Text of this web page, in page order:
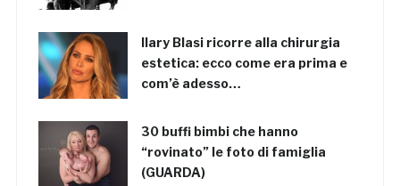
Ilary Blasi ricorre alla chirurgia
estetica: ecco come era prima e
com’è adesso…
30 buffi bimbi che hanno
“rovinato” le foto di famiglia
(GUARDA)